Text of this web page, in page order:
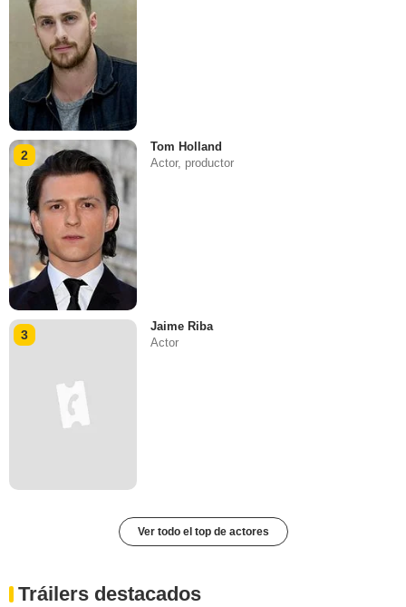
2
Tom Holland
Actor, productor
3
Jaime Riba
Actor
Ver todo el top de actores
Tráilers destacados